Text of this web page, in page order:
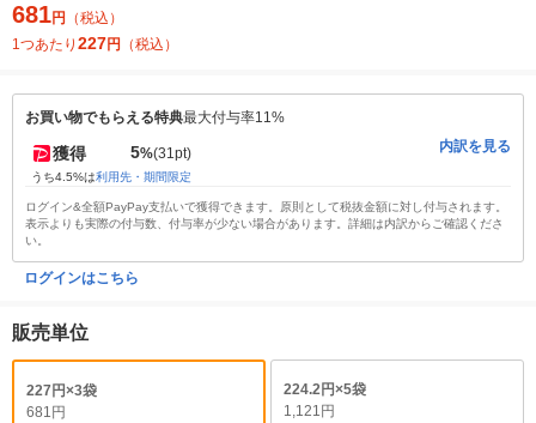
681円
（税込）
1つあたり 227円 （税込）
お買い物でもらえる特典最大付与率11%
獲得 5%(31pt)
うち4.5%は利用先・期間限定
内訳を見る
ログイン&全額PayPay支払いで獲得できます。原則として税抜金額に対し付与されます。
表示よりも実際の付与数、付与率が少ない場合があります。詳細は内訳からご確認くださ
い。
ログインはこちら
販売単位
227円×3袋
681円
224.2円×5袋
1,121円